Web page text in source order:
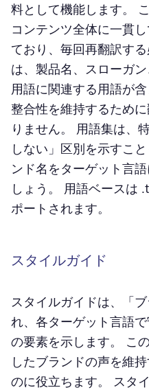
料として機能します。
コンテンツ全体に一貫
ており、毎回再翻訳す
は、製品名、スローガ
用語に関連する用語が
整合性を維持するため
りません。 用語集は、
しない」区別を示すこ
ンド名をターゲット言
しょう。 用語ベースは
ポートされます。
スタイルガイド
スタイルガイドは、「
れ、各ターゲット言語
の要素を示します。 こ
したブランドの声を維
のに役立ちます。 スタ